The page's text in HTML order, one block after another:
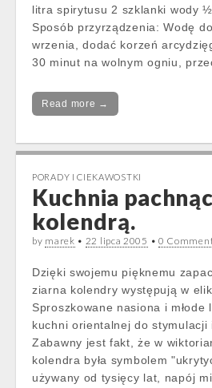
litra spirytusu 2 szklanki wody
Sposób przyrządzenia: Wodę
wrzenia, dodać korzeń
30 minut na wolnym ogniu,
Read more →
PORADY I CIEKAWOSTKI
Kuchnia
kolendrą.
by marek • 22 lipca 2005 • 0
Dzięki swojemu pięknemu
ziarna kolendry występują w
Sproszkowane nasiona i młode
kuchni orientalnej do stymulacji
Zabawny jest fakt, że w
kolendra była symbolem
używany od tysięcy lat, napój